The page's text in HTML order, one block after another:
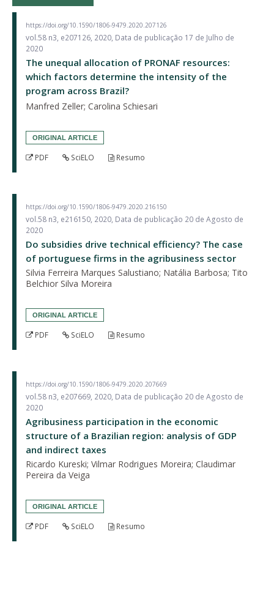
https://doi.org/10.1590/1806-9479.2020.207126
vol.58 n3, e207126, 2020, Data de publicação 17 de Julho de
2020
The unequal allocation of PRONAF resources:
which factors determine the intensity of the
program across Brazil?
Manfred Zeller; Carolina Schiesari
ORIGINAL ARTICLE
PDF SciELO Resumo
https://doi.org/10.1590/1806-9479.2020.216150
vol.58 n3, e216150, 2020, Data de publicação 20 de Agosto de
2020
Do subsidies drive technical efficiency? The case
of portuguese firms in the agribusiness sector
Silvia Ferreira Marques Salustiano; Natália Barbosa; Tito
Belchior Silva Moreira
ORIGINAL ARTICLE
PDF SciELO Resumo
https://doi.org/10.1590/1806-9479.2020.207669
vol.58 n3, e207669, 2020, Data de publicação 20 de Agosto de
2020
Agribusiness participation in the economic
structure of a Brazilian region: analysis of GDP
and indirect taxes
Ricardo Kureski; Vilmar Rodrigues Moreira; Claudimar
Pereira da Veiga
ORIGINAL ARTICLE
PDF SciELO Resumo